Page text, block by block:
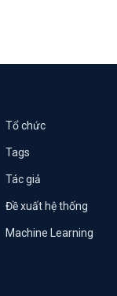
Tổ chức
Tags
Tác giả
Đề xuất hệ thống
Machine Learning